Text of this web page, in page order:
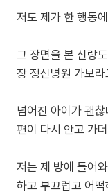
저도 제가 한 행동
그 장면을 본 신랑
장 정신병원 가보
넘어진 아이가 괜
편이 다시 안고 가
저는 제 방에 들어
하고 부끄럽고 어